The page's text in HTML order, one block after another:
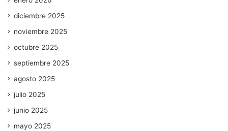
diciembre 2025
noviembre 2025
octubre 2025
septiembre 2025
agosto 2025
julio 2025
junio 2025
mayo 2025